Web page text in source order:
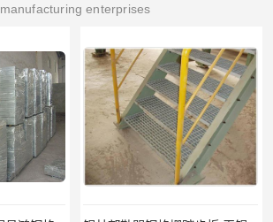
manufacturing enterprises